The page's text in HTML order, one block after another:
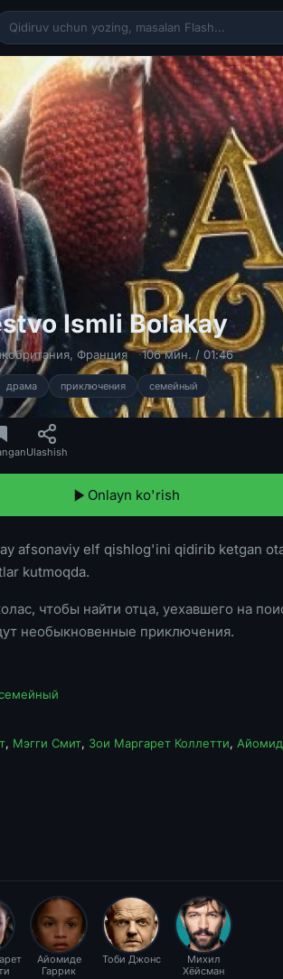
Ismli Bolakay
, Франция 106 мин. / 01:46
драма приключения семейный
Ulashish
Onlayn ko'rish
afsonaviy elf qishlog'ini qidirib ketgan
kutmoqda.
чтобы найти отца, уехавшего на
необыкновенные приключения.
, Мэгги Смит, Зои Маргарет Коллетти,
Айомиде
Гаррик
Тоби Джонс
Михил
Хёйсман